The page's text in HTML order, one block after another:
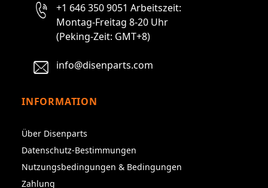
+1 646 350 9051 Arbeitszeit:
Montag-Freitag 8-20 Uhr
(Peking-Zeit: GMT+8)
info@disenparts.com
INFORMATION
Über Disenparts
Datenschutz-Bestimmungen
Nutzungsbedingungen & Bedingungen
Zahlung